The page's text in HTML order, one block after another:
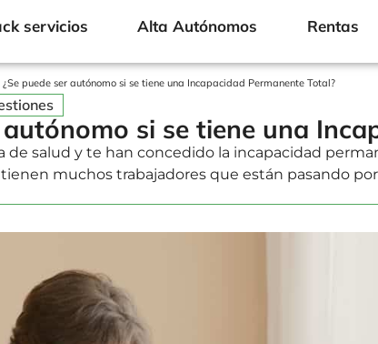
servicios Alta Autónomos Rentas
¿Se puede ser autónomo si se tiene una Incapacidad Permanente Total?
autónomo si se tiene una
de salud y te han concedido la incapacidad
muchos trabajadores que están pasando